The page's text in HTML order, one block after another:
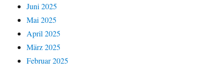
Juni 2025
Mai 2025
April 2025
März 2025
Februar 2025